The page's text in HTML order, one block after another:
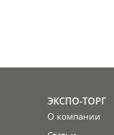
ЭКСПО-ТОРГ
О компании